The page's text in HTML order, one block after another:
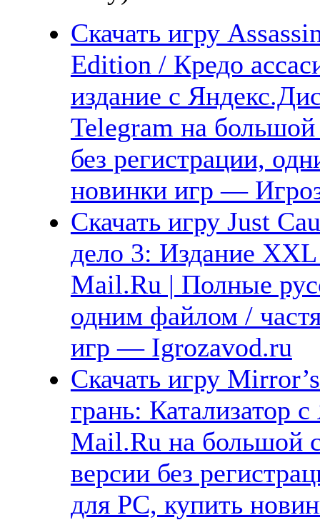
Скачать игру
Edition / Кредо
издание с
Telegram на
без регистрации,
новинки игр —
Скачать игру Just
дело 3: Издание
Mail.Ru | Полные
одним файлом /
игр — Igrozavod.ru
Скачать игру
грань: Катализатор
Mail.Ru на большой
версии без
для PC, купить